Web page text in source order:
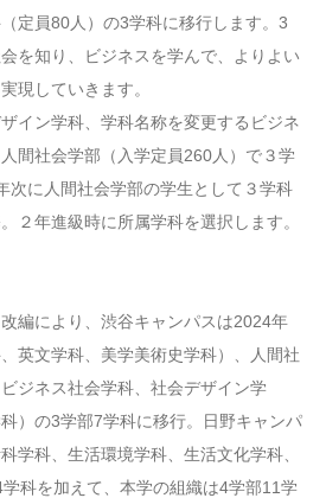
定員80人）の3学科に移行します。3
を知り、ビジネスを学んで、よりよい
現していきます。
イン学科、学科名称を変更するビジネ
間社会学部（入学定員260人）で３学
次に人間社会学部の学生として３学科
２年進級時に所属学科を選択します。
編により、渋谷キャンパスは2024年
英文学科、美学美術史学科）、人間社
ジネス社会学科、社会デザイン学
）の3学部7学科に移行。日野キャンパ
学科、生活環境学科、生活文化学科、
科を加えて、本学の組織は4学部11学